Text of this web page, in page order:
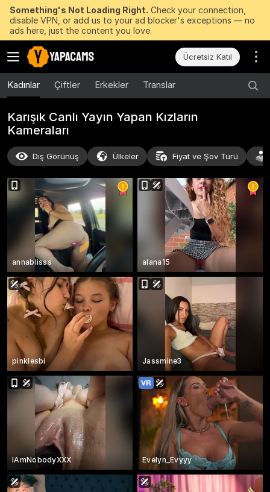
Something's Not Loading Right. Check your connection,
disable VPN, or add us to your ad blocker's exceptions — no
ads here, just the content you love.
Ücretsiz Katıl
Kadınlar Çiftler Erkekler Translar
Karışık Canlı Yayın Yapan Kızların
Kameraları
Dış Görünüş Ülkeler Fiyat ve Şov Türü
annablisss alana15
pinklesbi Jassmine3
IAmNobodyXXX Evelyn_Evyyy